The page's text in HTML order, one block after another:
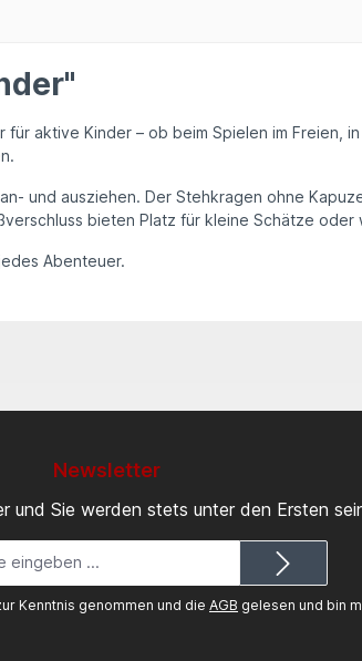
aktive Kinder – ob beim Spielen im Freien,
und ausziehen. Der Stehkragen ohne
bieten Platz für kleine Schätze oder
Abenteuer.
Newsletter
Sie werden stets unter den Ersten
Mail-
Adresse*
Kenntnis genommen und die AGB gelesen und bin